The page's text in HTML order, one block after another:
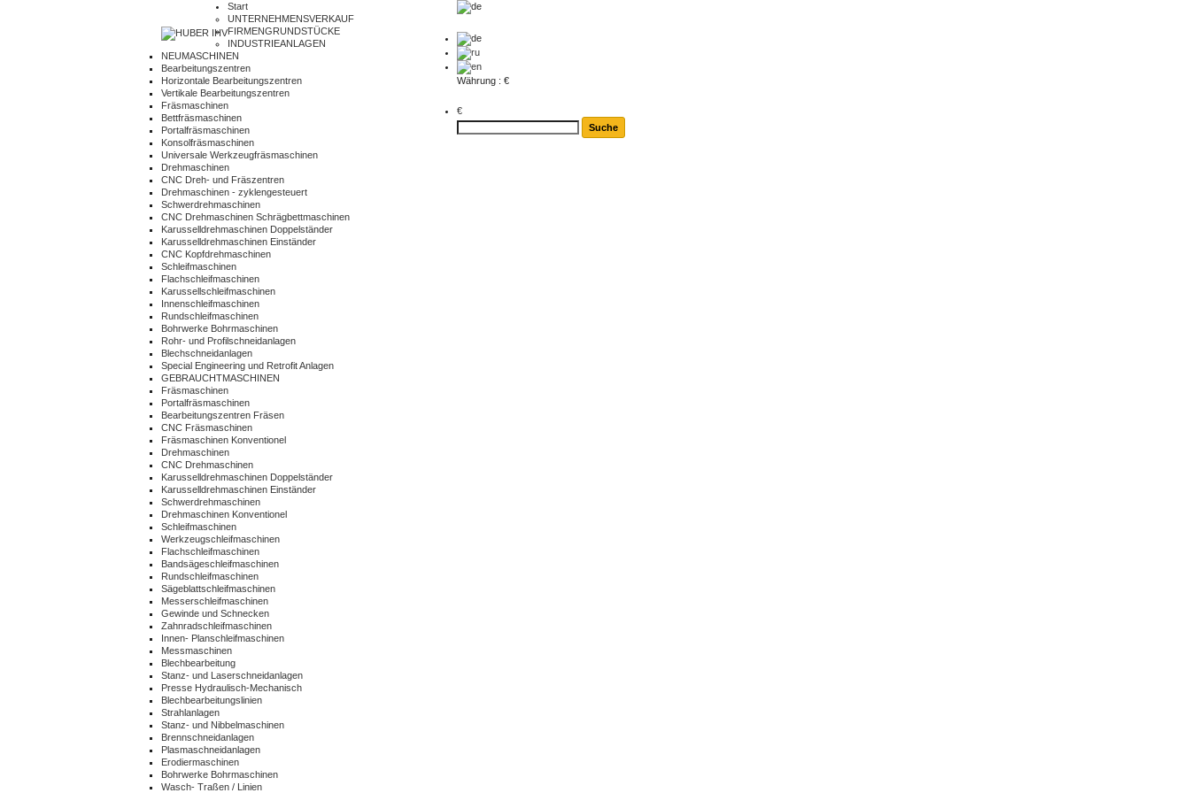
Währung : €
€
Start
UNTERNEHMENSVERKAUF
FIRMENGRUNDSTÜCKE
INDUSTRIEANLAGEN
NEUMASCHINEN
Bearbeitungszentren
Horizontale Bearbeitungszentren
Vertikale Bearbeitungszentren
Fräsmaschinen
Bettfräsmaschinen
Portalfräsmaschinen
Konsolfräsmaschinen
Universale Werkzeugfräsmaschinen
Drehmaschinen
CNC Dreh- und Fräszentren
Drehmaschinen - zyklengesteuert
Schwerdrehmaschinen
CNC Drehmaschinen Schrägbettmaschinen
Karusselldrehmaschinen Doppelständer
Karusselldrehmaschinen Einständer
CNC Kopfdrehmaschinen
Schleifmaschinen
Flachschleifmaschinen
Karussellschleifmaschinen
Innenschleifmaschinen
Rundschleifmaschinen
Bohrwerke Bohrmaschinen
Rohr- und Profilschneidanlagen
Blechschneidanlagen
Special Engineering und Retrofit Anlagen
GEBRAUCHTMASCHINEN
Fräsmaschinen
Portalfräsmaschinen
Bearbeitungszentren Fräsen
CNC Fräsmaschinen
Fräsmaschinen Konventionel
Drehmaschinen
CNC Drehmaschinen
Karusselldrehmaschinen Doppelständer
Karusselldrehmaschinen Einständer
Schwerdrehmaschinen
Drehmaschinen Konventionel
Schleifmaschinen
Werkzeugschleifmaschinen
Flachschleifmaschinen
Bandsägeschleifmaschinen
Rundschleifmaschinen
Sägeblattschleifmaschinen
Messerschleifmaschinen
Gewinde und Schnecken
Zahnradschleifmaschinen
Innen- Planschleifmaschinen
Messmaschinen
Blechbearbeitung
Stanz- und Laserschneidanlagen
Presse Hydraulisch-Mechanisch
Blechbearbeitungslinien
Strahlanlagen
Stanz- und Nibbelmaschinen
Brennschneidanlagen
Plasmaschneidanlagen
Erodiermaschinen
Bohrwerke Bohrmaschinen
Wasch- Traßen / Linien